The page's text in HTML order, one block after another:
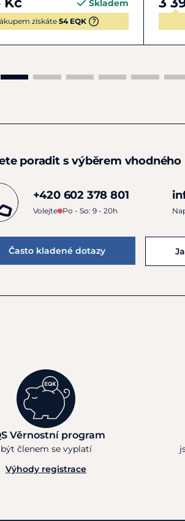
Skladem
získáte54 EQK
poradit s výběrem
+420 602 378 801
Volejte Po - So: 9 - 20h
Často kladené dotazy
Věrnostní program
být členem se vyplatí
Výhody registrace